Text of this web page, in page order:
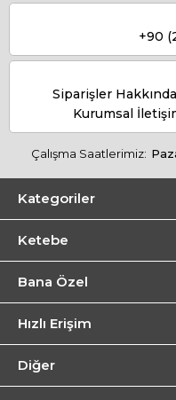
+90
Siparişler
Kurumsal
Çalışma Saatlerimiz:
Kategoriler
Ketebe
Bana Özel
Hızlı Erişim
Diğer